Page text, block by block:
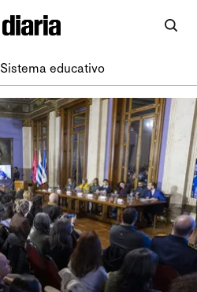
Sistema educativo